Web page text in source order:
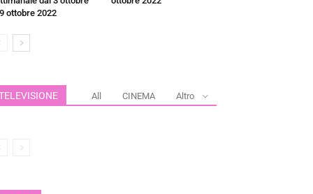
ottobre 2022
All CINEMA Altro